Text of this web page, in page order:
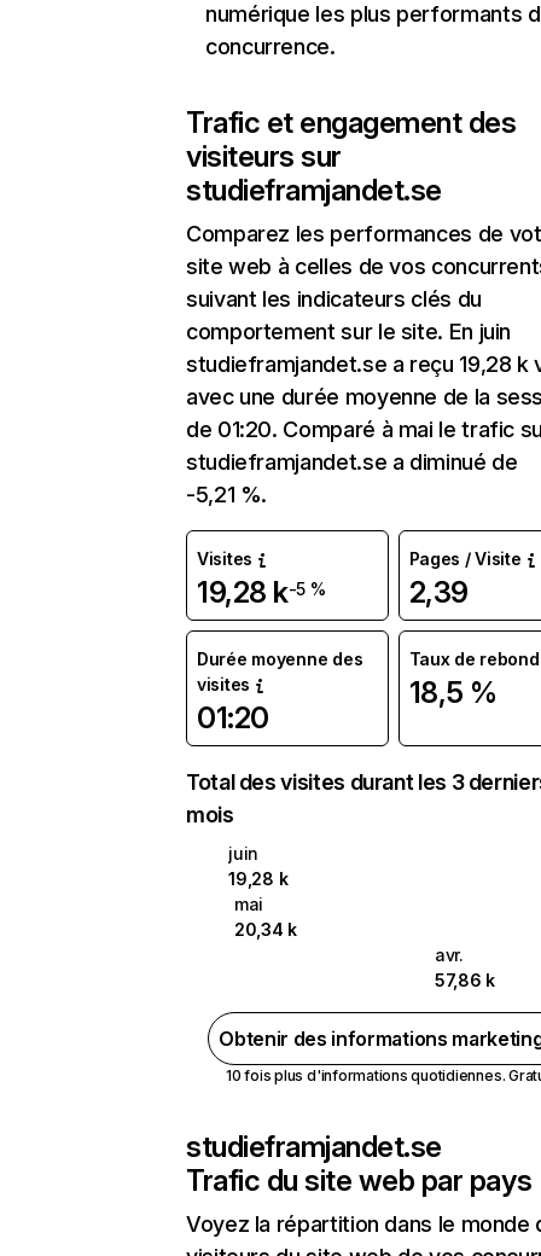
numérique les plus performants
concurrence.
Trafic et engagement des
visiteurs sur
studieframjandet.se
Comparez les performances de
site web à celles de vos
suivant les indicateurs clés du
comportement sur le site. En juin
studieframjandet.se a reçu 19,28 k
avec une durée moyenne de la
de 01:20. Comparé à mai le trafic
studieframjandet.se a diminué de
-5,21 %.
Visites
19,28 k-5 %
Pages / Visite
2,39
Durée moyenne des
visites
01:20
Taux de rebond
18,5 %
Total des visites durant les 3
mois
juin
19,28 k
mai
20,34 k
avr.
57,86 k
Obtenir des informations
10 fois plus d'informations quotidiennes.
studieframjandet.se
Trafic du site web par pays
Voyez la répartition dans le monde